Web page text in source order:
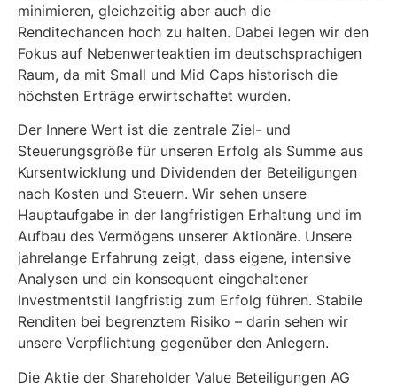
minimieren, gleichzeitig aber auch die
Renditechancen hoch zu halten. Dabei legen wir den
Fokus auf Nebenwerteaktien im deutschsprachigen
Raum, da mit Small und Mid Caps historisch die
höchsten Erträge erwirtschaftet wurden.
Der Innere Wert ist die zentrale Ziel- und
Steuerungsgröße für unseren Erfolg als Summe aus
Kursentwicklung und Dividenden der Beteiligungen
nach Kosten und Steuern. Wir sehen unsere
Hauptaufgabe in der langfristigen Erhaltung und im
Aufbau des Vermögens unserer Aktionäre. Unsere
jahrelange Erfahrung zeigt, dass eigene, intensive
Analysen und ein konsequent eingehaltener
Investmentstil langfristig zum Erfolg führen. Stabile
Renditen bei begrenztem Risiko – darin sehen wir
unsere Verpflichtung gegenüber den Anlegern.
Die Aktie der Shareholder Value Beteiligungen AG